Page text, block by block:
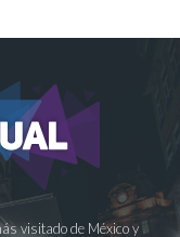
visitado de México y